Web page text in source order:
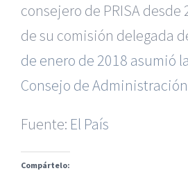
consejero de PRISA
de su comisión delegada
de enero de 2018 asumió
Consejo de Administración
Fuente: El País
Compártelo:
|Recursos Administrativos| BGD
Abogados Alicante |BGD
Servicios de nuestra Firma |
|Formación para Abogados
Accidentes de Alicante